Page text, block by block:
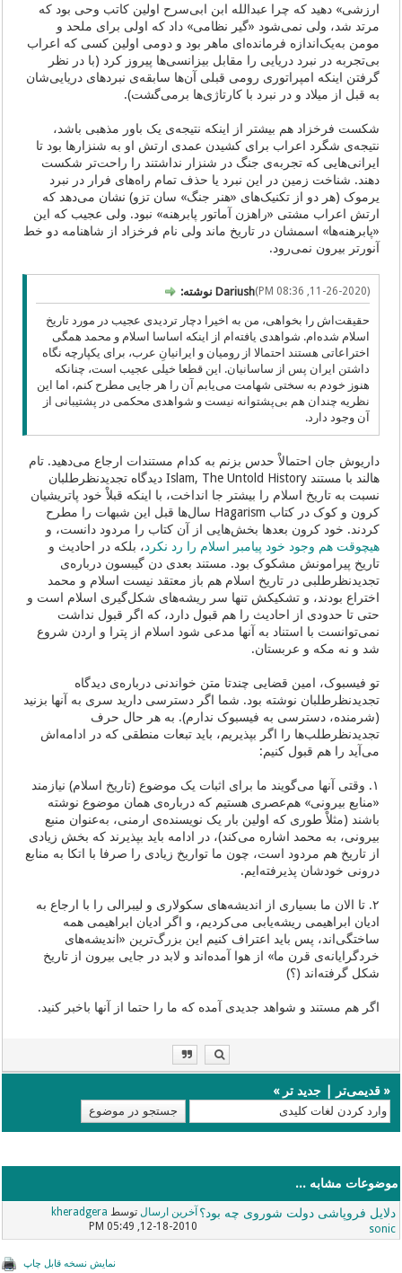
ارزشی» دهید که چرا عبدالله ابن ابی‌سرح اولین کاتب وحی بود که
مرتد شد، ولی نمی‌شود «گیر نظامی» داد که اولی برای ملحد و
مومن به‌یک‌اندازه فرمانده‌ای ماهر بود و دومی اولین کسی که اعراب
بی‌‌تجربه در نبرد دریایی را مقابل بیزانسی‌ها پیروز کرد (با در نظر
گرفتن اینکه امپراتوری رومی قبلی آن‌ها سابقه‌ی نبردهای دریایی‌شان
به قبل از میلاد و در نبرد با کارتاژی‌ها برمی‌گشت).
شکست فرخزاد هم بیشتر از اینکه نتیجه‌ی یک باور مذهبی باشد،
نتیجه‌ی شگرد اعراب برای کشیدن عمدی ارتش او به شنزارها بود تا
ایرانی‌هایی که تجربه‌ی جنگ در شنزار نداشتند را راحت‌تر شکست
دهند. شناخت زمین در این نبرد یا حذف تمام راه‌های فرار در نبرد
یرموک (هر دو از تکنیک‌های «هنر جنگ» سان تزو) نشان می‌دهد که
ارتش اعراب مشتی «راهزن آماتور پابرهنه» نبود. ولی عجیب که این
«پابرهنه‌ها» اسمشان در تاریخ ماند ولی نام فرخزاد از شاهنامه دو خط
آنورتر بیرون نمی‌رود.
(11-26-2020, 08:36 PM) Dariush نوشته:
حقیقت‌اش را بخواهی، من به اخیرا دچار تردیدی عجیب در مورد تاریخ
اسلام شده‌ام. شواهدی یافته‌ام از اینکه اساسا اسلام و محمد همگی
اختراعاتی هستند احتمالا از رومیان و ایرانیانِ عرب، برای یکپارچه نگاه
داشتن ایران پس از ساسانیان. این قطعا خیلی عجیب است، چنانکه
هنوز خودم به سختی شهامت می‌یابم آن را هر جایی مطرح کنم، اما این
نظریه چندان هم بی‌پشتوانه نیست و شواهدی محکمی در پشتیبانی از
آن وجود دارد.
داریوش جان احتمالاْ‌ حدس بزنم به کدام مستندات ارجاع می‌دهید. تام
هالند با مستند Islam, The Untold History دیدگاه تجدیدنظرطلبان
نسبت به تاریخ اسلام را بیشتر جا انداخت، با اینکه قبلاْ خود پاتریشیان
کرون و کوک در کتاب Hagarism سال‌ها قبل این شبهات را مطرح
کردند. خود کرون بعدها بخش‌هایی از آن کتاب را مردود دانست، و
هیچوقت هم وجود خود پیامبر اسلام را رد نکرد، بلکه در احادیث و
تاریخ پیرامونش مشکوک بود. مستند بعدی دن گیبسون درباره‌ی
تجدیدنظرطلبی در تاریخ اسلام هم باز معتقد نیست اسلام و محمد
اختراع بودند، و تشکیکش تنها سر ریشه‌های شکل‌گیری اسلام است و
حتی تا حدودی از احادیث را هم قبول دارد، که اگر قبول نداشت
نمی‌توانست با استناد به آنها مدعی شود اسلام از پترا و اردن شروع
شد و نه مکه و عربستان.
تو فیسبوک، امین قضایی چندتا متن خواندنی درباره‌ی دیدگاه
تجدیدنظرطلبان نوشته بود. شما اگر دسترسی دارید سری به آنها بزنید
(شرمنده، دسترسی به فیسبوک ندارم). به هر حال حرف
تجدیدنظرطلب‌ها را اگر بپذیریم، باید تبعات منطقی که در ادامه‌اش
می‌آید را هم قبول کنیم:
۱. وقتی آنها می‌گویند ما برای اثبات یک موضوع (تاریخ اسلام) نیازمند
«منابع بیرونی» هم‌عصری هستیم که درباره‌ی همان موضوع نوشته
باشند (مثلاْ طوری که اولین بار یک نویسنده‌ی ارمنی، به‌عنوان منبع
بیرونی، به محمد اشاره می‌کند)، در ادامه باید بپذیرند که بخش زیادی
از تاریخ هم مردود است، چون ما تواریخ زیادی را صرفا با اتکا به منابع
درونی خودشان پذیرفته‌ایم.
۲. تا الان ما بسیاری از اندیشه‌های سکولاری و لیبرالی را با ارجاع به
ادیان ابراهیمی ریشه‌یابی می‌کردیم، و اگر ادیان ابراهیمی همه
ساختگی‌اند، پس باید اعتراف کنیم این بزرگ‌ترین «اندیشه‌های
خردگرایانه‌ی قرن ما» از هوا آمده‌اند و لابد در جایی بیرون از تاریخ
شکل گرفته‌اند (؟)
اگر هم مستند و شواهد جدیدی آمده که ما را حتما از آنها باخبر کنید.
«قدیمی‌تر |جدید تر »
موضوعات مشابه ...
دلایل فروپاشی دولت شوروی چه بود؟
sonic
آخرین ارسال توسط kheradgera
12-18-2010, 05:49 PM
نمایش نسخه قابل چاپ